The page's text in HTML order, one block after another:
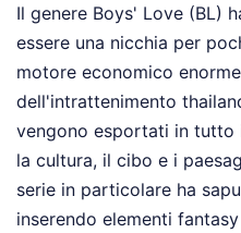
Il genere Boys' Love (BL)
essere una nicchia per
motore economico
dell'intrattenimento
vengono esportati in
la cultura, il cibo e i
serie in particolare ha
inserendo elementi